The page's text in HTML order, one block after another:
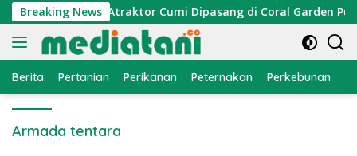
Langsung
ke
konten
Breaking News
Nelayan, Atraktor Cumi Dipasang di Coral Garden Pulau
Berita Pertanian Perikanan Peternakan Perkebunan
Armada tentara